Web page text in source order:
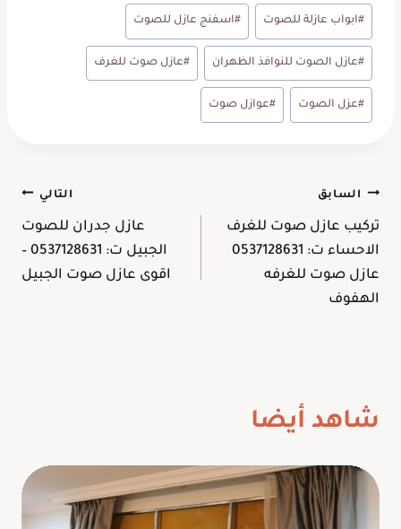
وسوم
#ابواب عازلة للصوت #اسفنج عازل للصوت
#عازل الصوت للنوافذ الظهران #عازل صوت للغرف
#عزل الصوت #عوازل صوت
تصفّح
المقالات
السابق
تركيب عازل صوت للغرف
الاحساء ت: 0537128631
عازل صوت للغرفه
الهفوف
التالي
عازل جدران للصوت
الجبيل ت: 0537128631 –
اقوى عازل صوت الجبيل
شاهد أيضا